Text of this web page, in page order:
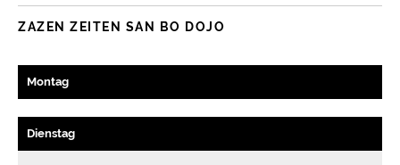
ZAZEN ZEITEN SAN BO DOJO
Montag
Dienstag